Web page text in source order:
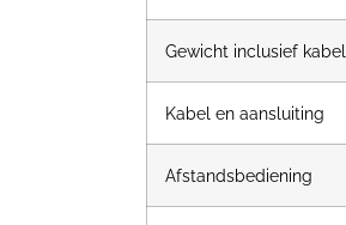
Gewicht inclusief kabel
Kabel en aansluiting
Afstandsbediening